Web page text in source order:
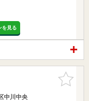
を見る
お気に入
りに追加
中川中央